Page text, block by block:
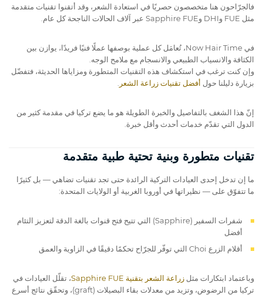
فالجرّاحون هنا متخصصون حصريًا في استعادة الشعر، وقد أتقنوا تقنيات متقدمة
مثل FUE وDHI وSapphire FUE عبر آلاف الحالات الناجحة كل عام.
في Now Hair Time، تُعامَل كل عملية بوصفها عملًا فنيًا فريدًا، يوازن بين
الكثافة والانسياب الطبيعي والانسجام مع ملامح الوجه.
وإن كنت ترغب في استكشاف هذه التقنيات المتطورة ومزاياها الحديثة، فتفضّل
بزيارة دليلنا حول أفضل تقنيات زراعة الشعر
إنّ هذا الشغف بالتفاصيل والخبرة الطويلة هو ما يضع تركيا في مقدمة كثير من
الدول التي تقدّم خدمات أحدث وأقل خبرة.
تقنيات متطورة وبنية تحتية طبية متقدمة
ما إن تدخل إحدى العيادات التركية الرائدة حتى تجد تقنيات تضاهي — بل كثيرًا
ما تتفوّق على — نظيراتها في أوروبا الغربية أو الولايات المتحدة:
شفرات السفير (Sapphire) التي تتيح فتح قنوات بالغة الدقة لتعزيز التئام
أفضل
أقلام الزرع Choi التي توفّر للجرّاح تحكمًا دقيقًا في الزاوية والعمق
وباعتماد ابتكارات مثل زراعة الشعر بتقنية Sapphire FUE
، تقلّل العيادات في
تركيا من الرضوض، وتزيد من معدلات بقاء البصيلات (graft)، وتحقّق نتائج أسرع